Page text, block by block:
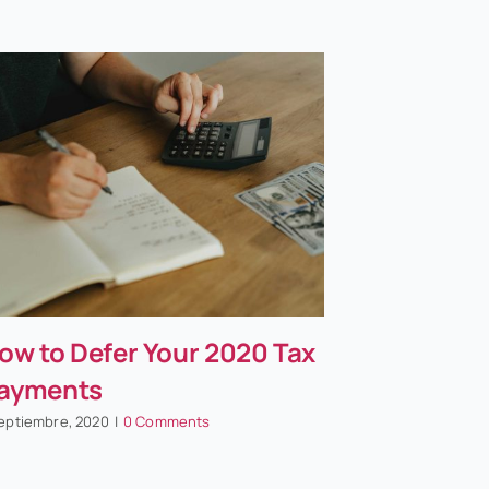
to Defer Your 2020 Tax
2020 | 0 Comments